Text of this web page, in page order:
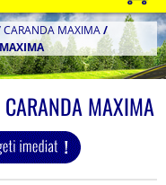
CARANDA MAXIMA/
MAXIMA